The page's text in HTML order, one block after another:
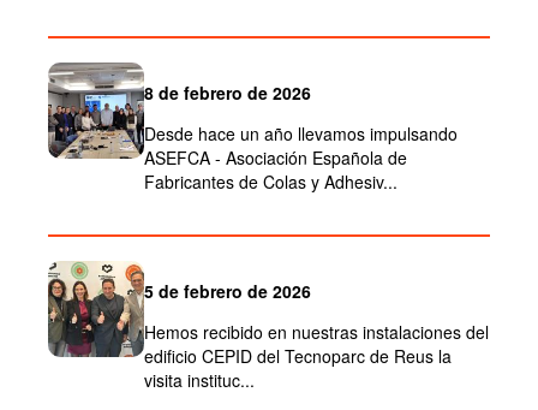
8 de febrero de 2026
Desde hace un año llevamos impulsando
ASEFCA - Asociación Española de
Fabricantes de Colas y Adhesiv...
5 de febrero de 2026
Hemos recibido en nuestras instalaciones del
edificio CEPID del Tecnoparc de Reus la
visita instituc...